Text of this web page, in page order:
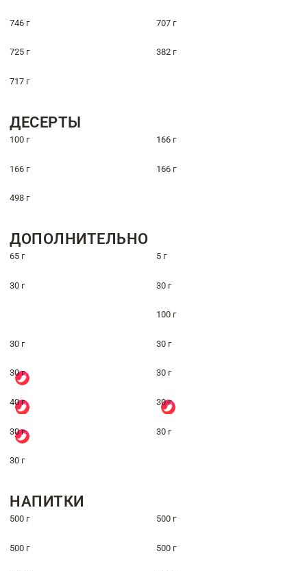
746 г 707 г
725 г 382 г
717 г
ДЕСЕРТЫ
100 г 166 г
166 г 166 г
498 г
ДОПОЛНИТЕЛЬНО
65 г 5 г
30 г 30 г
100 г
30 г 30 г
30 г 30 г
40 г 30 г
30 г 30 г
30 г
НАПИТКИ
500 г 500 г
500 г 500 г